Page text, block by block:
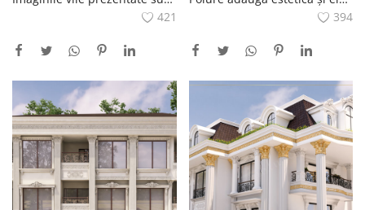
421
394